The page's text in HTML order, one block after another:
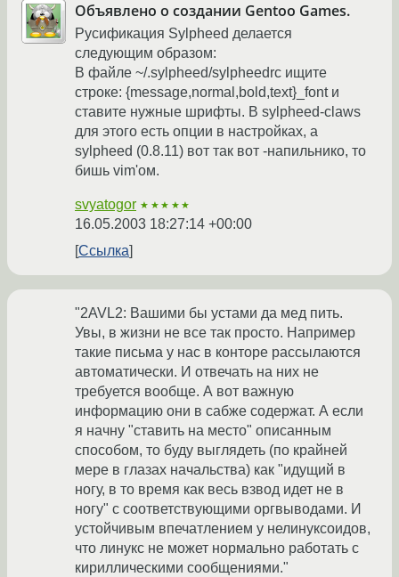
Объявлено о создании Gentoo Games.
Русификация Sylpheed делается
следующим образом:
В файле ~/.sylpheed/sylpheedrc ищите
строке: {message,normal,bold,text}_font и
ставите нужные шрифты. В sylpheed-claws
для этого есть опции в настройках, а
sylpheed (0.8.11) вот так вот -напильнико, то
бишь vim'ом.
svyatogor ★★★★★
16.05.2003 18:27:14 +00:00
Ссылка
"2AVL2: Вашими бы устами да мед пить.
Увы, в жизни не все так просто. Например
такие письма у нас в конторе рассылаются
автоматически. И отвечать на них не
требуется вообще. А вот важную
информацию они в сабже содержат. А если
я начну "ставить на место" описанным
способом, то буду выглядеть (по крайней
мере в глазах начальства) как "идущий в
ногу, в то время как весь взвод идет не в
ногу" с соответствующими оргвыводами. И
устойчивым впечатлением у нелинуксоидов,
что линукс не может нормально работать с
кириллическими сообщениями."